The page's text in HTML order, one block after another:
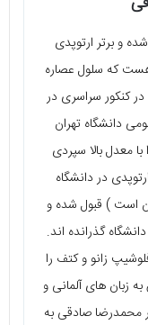
و برتر ارتوپدی
هست که سلول عصاره
کنکور سراسری در
دانشگاه تهران
معدل بالا سپردی
در دانشگاه
است ) قبول شده و
گذرانده اند.
زانو و کتف را
زبان های آلمانی و
محمدرضا صادقی به